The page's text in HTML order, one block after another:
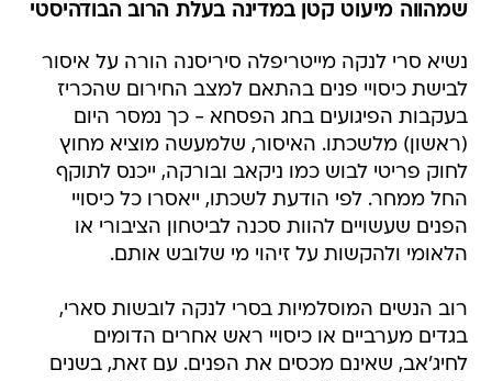
שמהווה מיעוט קטן במדינה בעלת הרוב הבודהיסטי
נשיא סרי לנקה מייטריפלה סיריסנה הורה על איסור
לבישת כיסויי פנים בהתאם למצב החירום שהכריז
בעקבות הפיגועים בחג הפסחא - כך נמסר היום
(ראשון) מלשכתו. האיסור, שלמעשה מוציא מחוץ
לחוק פריטי לבוש כמו ניקאב ובורקה, ייכנס לתוקף
החל ממחר. לפי הודעת לשכתו, ייאסרו כל כיסויי
הפנים שעשויים להוות סכנה לביטחון הציבורי או
הלאומי ולהקשות על זיהוי מי שלובש אותם.
רוב הנשים המוסלמיות בסרי לנקה לובשות סארי,
בגדים מערביים או כיסויי ראש אחרים הדומים
לחיג'אב, שאינם מכסים את הפנים. עם זאת, בשנים